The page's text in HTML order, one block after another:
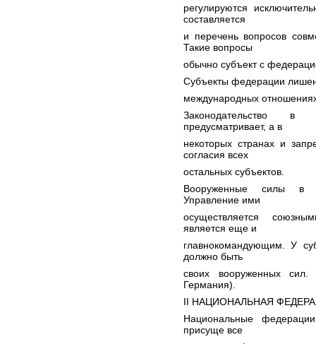
регулируются
составляется
и перечень вопросов
Такие вопросы
обычно субъект с
Субъекты федерации
международных
Законодательство в
предусматривает, а в
некоторых странах и
согласия всех
остальных субъектов.
Вооруженные силы в
Управление ими
осуществляется
является еще и
главнокомандующим. У
должно быть
своих вооруженных сил.
Германия).
II НАЦИОНАЛЬНАЯ
Национальные
присуще все